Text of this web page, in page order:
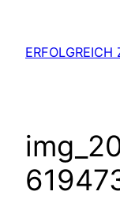
springen
ERFOLGREICH